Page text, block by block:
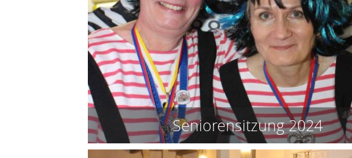
Seniorensitzung 2024